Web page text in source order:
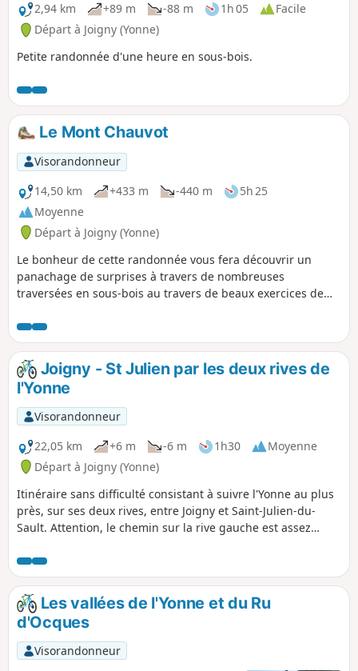
2,94 km +89 m -88 m 1h 05
Facile
Départ à Joigny (Yonne)
Petite randonnée d'une heure en sous-bois.
Le Mont Chauvot
Visorandonneur
14,50 km
+433 m -440 m
5h 25
Moyenne
Départ à Joigny (Yonne)
Le bonheur de cette randonnée vous fera découvrir un
panachage de surprises à travers de nombreuses
traversées en sous-bois au travers de beaux exercices de
nombreux beaux points de vues sur la ville de Joigny tout
en bas. Ce circuit fera rêver les grands amateurs de
randonnées.
Joigny - St Julien par les deux rives de
l'Yonne
Visorandonneur
22,05 km
+6 m -6 m 1h30
Moyenne
Départ à Joigny (Yonne)
Itinéraire sans difficulté consistant à suivre l'Yonne au plus
près, sur ses deux rives, entre Joigny et Saint-Julien-du-
Sault. Attention, le chemin sur la rive gauche est assez
suspendu.
Les vallées de l'Yonne et du Ru
d'Ocques
Visorandonneur